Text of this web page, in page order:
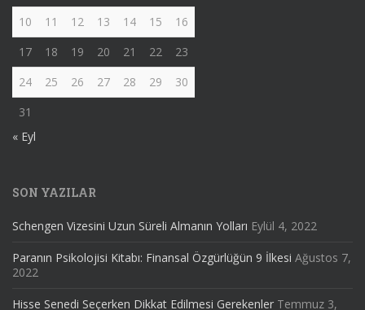
10
11 12 13 14 15
16
17
18 19 20 21 22
23
24
25 26 27 28 29
30
31
« Eyl
SON YAZILAR
Schengen Vizesini Uzun Süreli Almanın Yolları Eylül 4, 2022
Paranın Psikolojisi Kitabı: Finansal Özgürlüğün 9 İlkesi Ağustos 7,
2022
Hisse Senedi Seçerken Dikkat Edilmesi Gerekenler Temmuz 3,